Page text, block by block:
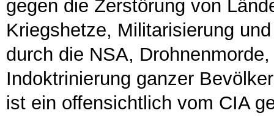
gegen die Zerstörung von
Kriegshetze, Militarisierung
durch die NSA,
Indoktrinierung ganzer
ist ein offensichtlich vom CIA